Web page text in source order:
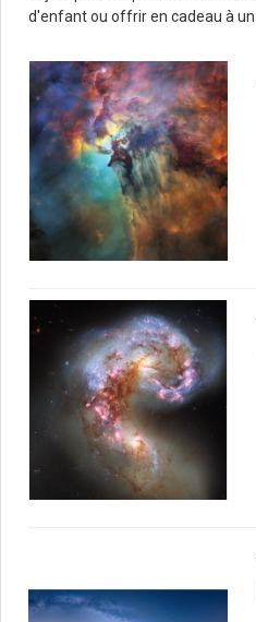
d'enfant ou offrir en cadeau à un